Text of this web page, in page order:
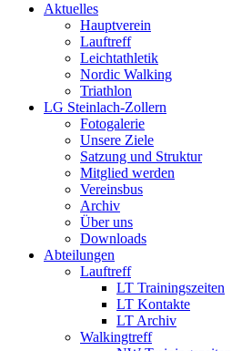
Aktuelles
Hauptverein
Lauftreff
Leichtathletik
Nordic Walking
Triathlon
LG Steinlach-Zollern
Fotogalerie
Unsere Ziele
Satzung und Struktur
Mitglied werden
Vereinsbus
Archiv
Über uns
Downloads
Abteilungen
Lauftreff
LT Trainingszeiten
LT Kontakte
LT Archiv
Walkingtreff